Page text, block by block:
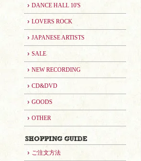
DANCE HALL 10'S
LOVERS ROCK
JAPANESE ARTISTS
SALE
NEW RECORDING
CD&DVD
GOODS
OTHER
ご注文方法